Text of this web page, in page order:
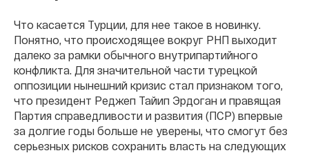
Что касается Турции, для нее такое в новинку.
Понятно, что происходящее вокруг РНП выходит
далеко за рамки обычного внутрипартийного
конфликта. Для значительной части турецкой
оппозиции нынешний кризис стал признаком того,
что президент Реджеп Тайип Эрдоган и правящая
Партия справедливости и развития (ПСР) впервые
за долгие годы больше не уверены, что смогут без
серьезных рисков сохранить власть на следующих